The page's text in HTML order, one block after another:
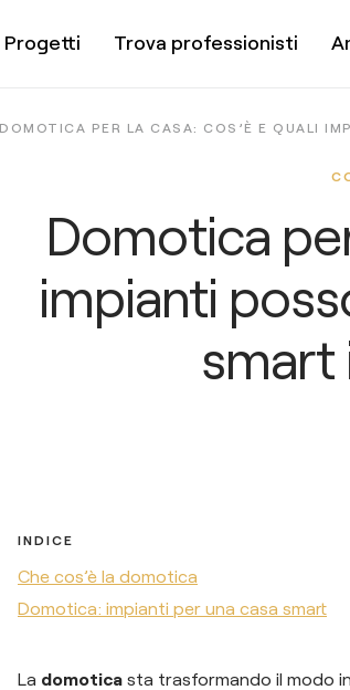
Progetti Trova professionisti
DOMOTICA PER LA CASA: COS’È E QUALI
Domotica
impianti
smart
INDICE
Che cos’è la domotica
Domotica: impianti per una casa smart
La domotica sta trasformando il modo